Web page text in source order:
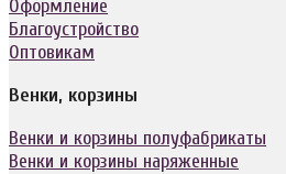
Оформление
Благоустройство
Оптовикам
Венки, корзины
Венки и корзины полуфабрикаты
Венки и корзины наряженные